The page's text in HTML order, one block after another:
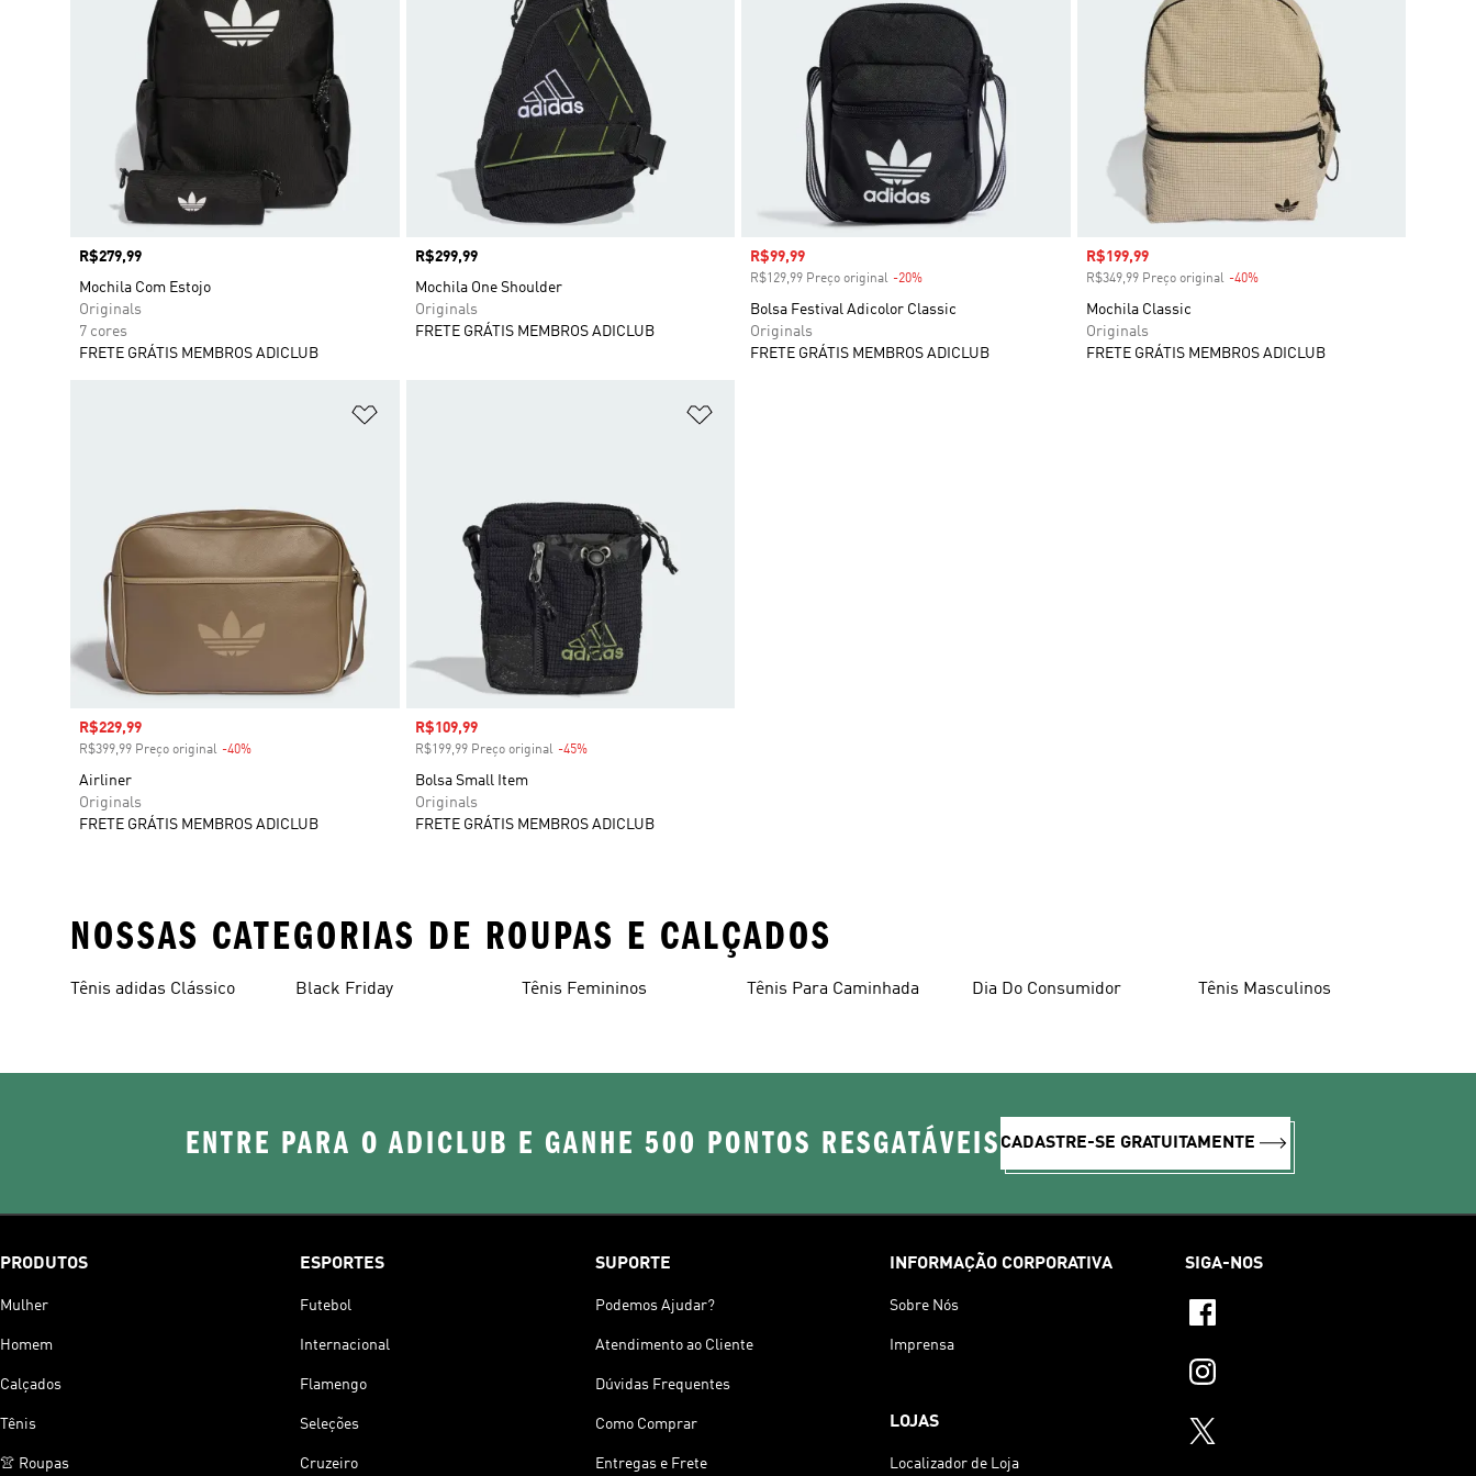
Preço
R$279,99
Mochila Com Estojo
Originals
7 cores
FRETE GRÁTIS MEMBROS ADICLUB
Preço
R$299,99
Mochila One Shoulder
Originals
FRETE GRÁTIS MEMBROS ADICLUB
Preço com desconto
R$99,99
R$129,99 Preço original -20%
Bolsa Festival Adicolor Classic
Originals
FRETE GRÁTIS MEMBROS ADICLUB
Preço com desconto
R$199,99
R$349,99 Preço original -40%Desconto
Mochila Classic
Originals
FRETE GRÁTIS MEMBROS ADICLUB
Preço com desconto
R$229,99
R$399,99 Preço original -40%
Airliner
Originals
FRETE GRÁTIS MEMBROS ADICLUB
Preço com desconto
R$109,99
R$199,99 Preço original -45%Desconto
Bolsa Small Item
Originals
FRETE GRÁTIS MEMBROS ADICLUB
NOSSAS CATEGORIAS DE ROUPAS E CALÇADOS
Tênis adidas Clássico Black Friday Tênis Femininos Tênis Para Caminhada Dia Do Consumidor Tênis Masculinos
ENTRE PARA O ADICLUB E GANHE 500 PONTOS RESGATÁVEIS CADASTRE-SE GRATUITAMENTE
PRODUTOS
Mulher
Homem
Calçados
Tênis
👚 Roupas
ESPORTES
Futebol
Internacional
Flamengo
Seleções
Cruzeiro
SUPORTE
Podemos Ajudar?
Atendimento ao Cliente
Dúvidas Frequentes
Como Comprar
Entregas e Frete
INFORMAÇÃO CORPORATIVA
Sobre Nós
Imprensa
LOJAS
Localizador de Loja
SIGA-NOS